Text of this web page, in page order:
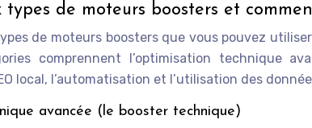
types de moteurs boosters et
de moteurs boosters que vous pouvez
comprennent l’optimisation technique
local, l’automatisation et l’utilisation des
avancée (le booster technique)